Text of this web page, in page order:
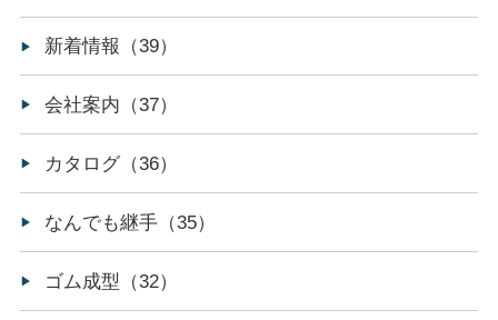
新着情報（39）
会社案内（37）
カタログ（36）
なんでも継手（35）
ゴム成型（32）